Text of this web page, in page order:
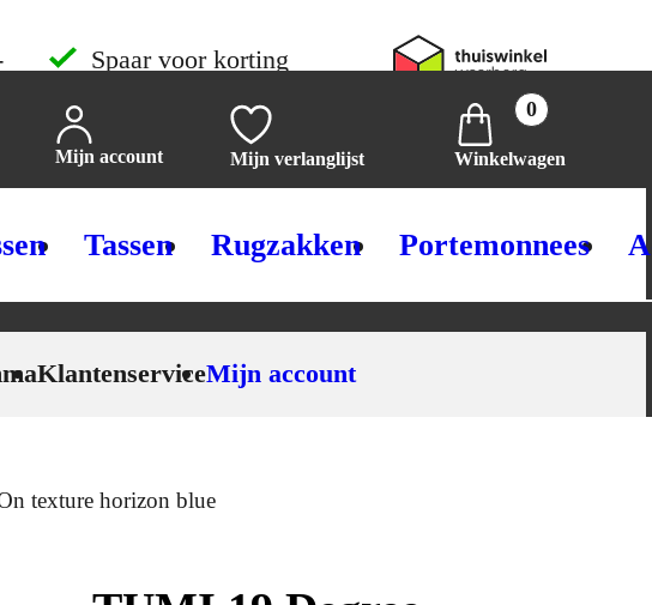
Spaar voor korting
Tassen Rugzakken Portemonnees
KlantenserviceMijn account
Mijn account
0
Winkelwagen
Mijn verlanglijst
texture horizon blue